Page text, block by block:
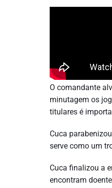
O comandante
minutagem os
titulares é
Cuca
serve como um
Cuca finalizou a
encontram